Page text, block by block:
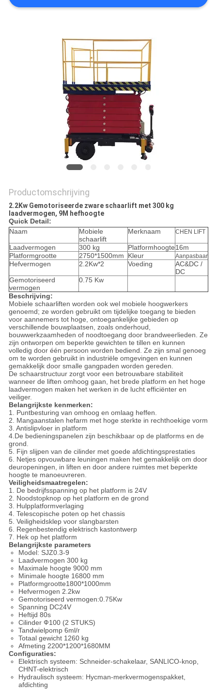
PRIVACYBELEID
Productomschrijving
2.2Kw Gemotoriseerde zware schaarlift met 300 kg
laadvermogen, 9M hefhoogte
Quick Detail:
Naam
Mobiele
schaarlift
Merknaam CHEN LIFT
Laadvermogen 300 kg Platformhoogte16m
Platformgrootte
2750*1500mm Kleur Aanpasbaar
Hefvermogen 2.2Kw*2 Voeding
AC&DC /
DC
Gemotoriseerd
vermogen
0.75 Kw
Beschrijving:
Mobiele schaarliften worden ook wel mobiele hoogwerkers
genoemd; ze worden gebruikt om tijdelijke toegang te bieden
voor aannemers tot hoge, ontoegankelijke gebieden op
verschillende bouwplaatsen, zoals onderhoud,
bouwwerkzaamheden of noodtoegang door brandweerlieden. Ze
zijn ontworpen om beperkte gewichten te tillen en kunnen
volledig door één persoon worden bediend. Ze zijn smal genoeg
om te worden gebruikt in industriële omgevingen en kunnen
gemakkelijk door smalle gangpaden worden gereden.
De schaarstructuur zorgt voor een betrouwbare stabiliteit
wanneer de liften omhoog gaan, het brede platform en het hoge
laadvermogen maken het werken in de lucht efficiënter en
veiliger.
Belangrijkste kenmerken:
1. Puntbesturing van omhoog en omlaag heffen.
2. Mangaanstalen hefarm met hoge sterkte in rechthoekige vorm
3. Antislipvloer in platform
4.De bedieningspanelen zijn beschikbaar op de platforms en de
grond.
5. Fijn slijpen van de cilinder met goede afdichtingsprestaties
6. Netjes opvouwbare leuningen maken het gemakkelijk om door
deuropeningen, in liften en door andere ruimtes met beperkte
hoogte te manoeuvreren.
Veiligheidsmaatregelen:
1. De bedrijfsspanning op het platform is 24V
2. Noodstopknop op het platform en de grond
3. Hulpplatformverlaging
4. Telescopische poten op het chassis
5. Veiligheidsklep voor slangbarsten
6. Regenbestendig elektrisch kastontwerp
7. Hek op het platform
Belangrijkste parameters
Model: SJZ0.3-9
Laadvermogen 300 kg
Maximale hoogte 9000 mm
Minimale hoogte 16800 mm
Platformgrootte1800*1000mm
Hefvermogen 2.2kw
Gemotoriseerd vermogen:0.75Kw
Spanning DC24V
Heftijd 80s
Cilinder Ф100 (2 STUKS)
Tandwielpomp 6ml/r
Totaal gewicht 1260 kg
Afmeting 2200*1200*1680MM
Configuraties:
Elektrisch systeem: Schneider-schakelaar, SANLICO-knop,
CHNT-elektrisch
Hydraulisch systeem: Hycman-merkvermogenspakket,
afdichting